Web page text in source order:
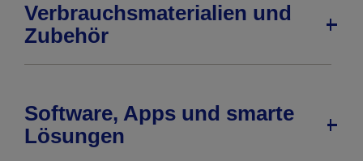
Verbrauchsmaterialien und
Zubehör
Software, Apps und smarte
Lösungen